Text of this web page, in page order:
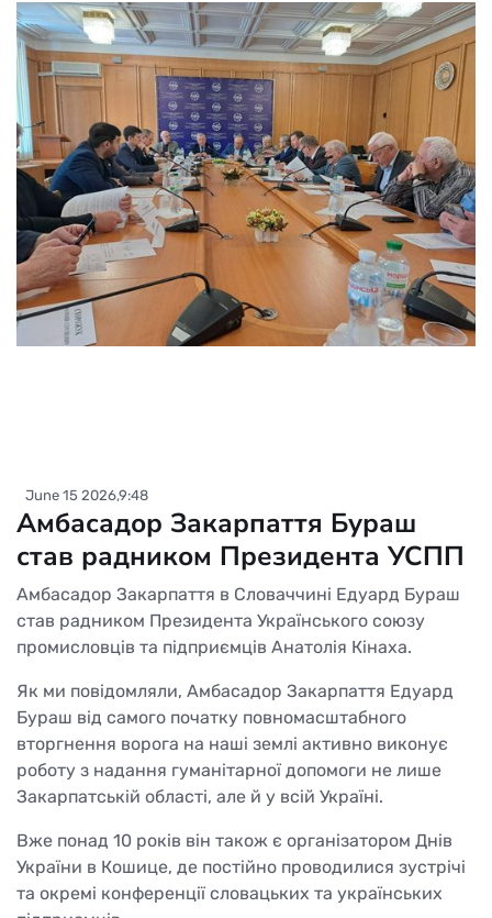
June 15 2026,9:48
Амбасадор Закарпаття Бураш
став радником Президента УСПП
Амбасадор Закарпаття в Словаччині Едуард Бураш
став радником Президента Українського союзу
промисловців та підприємців Анатолія Кінаха.
Як ми повідомляли, Амбасадор Закарпаття Едуард
Бураш від самого початку повномасштабного
вторгнення ворога на наші землі активно виконує
роботу з надання гуманітарної допомоги не лише
Закарпатській області, але й у всій Україні.
Вже понад 10 років він також є організатором Днів
України в Кошице, де постійно проводилися зустрічі
та окремі конференції словацьких та українських